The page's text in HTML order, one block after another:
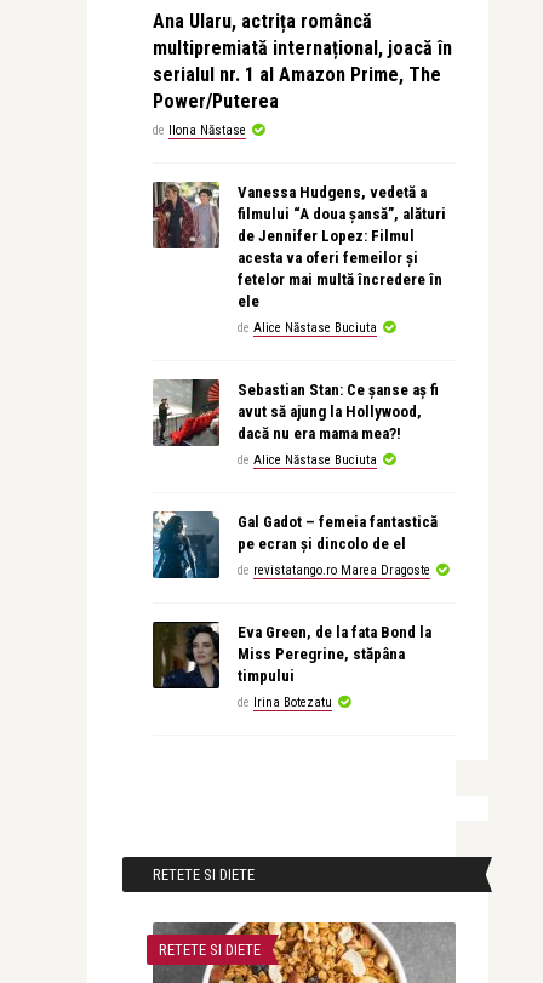
Ana Ularu, actrița româncă
multipremiată internațional, joacă în
serialul nr. 1 al Amazon Prime, The
Power/Puterea
de Ilona Năstase
Vanessa Hudgens, vedetă a
filmului “A doua șansă”, alături
de Jennifer Lopez: Filmul
acesta va oferi femeilor și
fetelor mai multă încredere în
ele
de Alice Năstase Buciuta
Sebastian Stan: Ce șanse aș fi
avut să ajung la Hollywood,
dacă nu era mama mea?!
de Alice Năstase Buciuta
Gal Gadot – femeia fantastică
pe ecran și dincolo de el
de revistatango.ro Marea Dragoste
Eva Green, de la fata Bond la
Miss Peregrine, stăpâna
timpului
de Irina Botezatu
RETETE SI DIETE
RETETE SI DIETE